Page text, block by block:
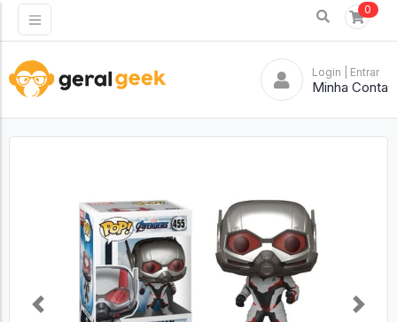
0
Login | Entrar
Minha Conta
Previous Next